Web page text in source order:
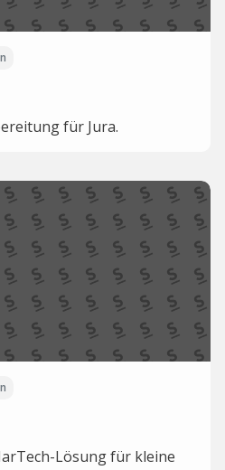
für Jura.
Lösung für kleine